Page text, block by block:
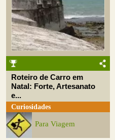
Roteiro de Carro em
Natal: Forte, Artesanato
e...
Curiosidades
Para Viagem